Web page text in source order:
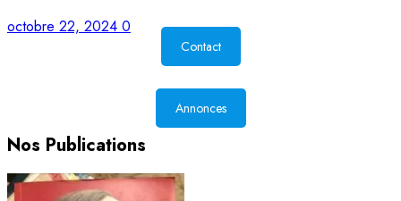
octobre 22, 2024 0
Contact
Annonces
Nos Publications